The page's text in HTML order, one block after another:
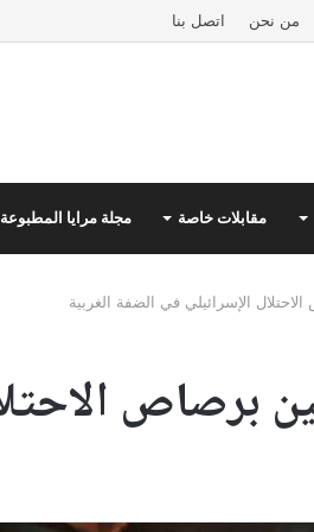
من نحن اتصل بنا
مقابلات خاصة مجلة مرايا المطبوعة